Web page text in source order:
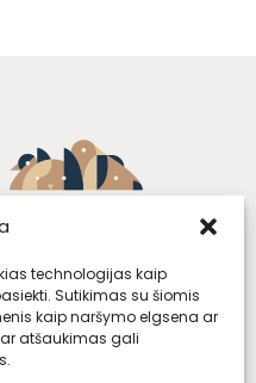
technologijas kaip
Sutikimas su šiomis
kaip naršymo elgsena ar
ar atšaukimas gali